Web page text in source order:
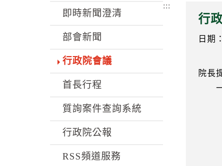
即時新聞澄清
部會新聞
行政院會議
首長行程
質詢案件查詢系統
行政院公報
RSS頻道服務
:::
行
日期
院長
一
二
院
應
丕
，